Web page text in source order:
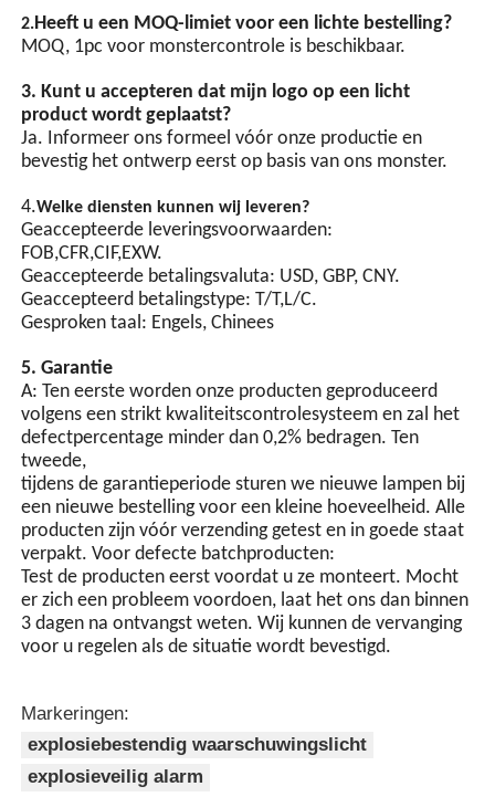
lampkralen hebben een
hoge helderheid en zijn
energiezuiniger dan
GPS-synchronisatie
(optioneel)
Automatische lichtbediende
schakelbediening, voorzien
van een geïntegreerde chip
en meerdere
Synchronisch knipperen
van meerdere lampen kan
worden bereikt via
2.Heeft u een MOQ-limiet voor een lichte bestelling?
MOQ, 1pc voor monstercontrole is beschikbaar.
3. Kunt u accepteren dat mijn logo op een licht
product wordt geplaatst?
Ja. Informeer ons formeel vóór onze productie en
bevestig het ontwerp eerst op basis van ons monster.
4.Welke diensten kunnen wij leveren?
Geaccepteerde leveringsvoorwaarden:
FOB,CFR,CIF,EXW.
Geaccepteerde betalingsvaluta: USD, GBP, CNY.
Geaccepteerd betalingstype: T/T,L/C.
Gesproken taal: Engels, Chinees
5. Garantie
A: Ten eerste worden onze producten geproduceerd
volgens een strikt kwaliteitscontrolesysteem en zal het
defectpercentage minder dan 0,2% bedragen. Ten
tweede,
tijdens de garantieperiode sturen we nieuwe lampen bij
een nieuwe bestelling voor een kleine hoeveelheid. Alle
producten zijn vóór verzending getest en in goede staat
verpakt. Voor defecte batchproducten:
Test de producten eerst voordat u ze monteert. Mocht
er zich een probleem voordoen, laat het ons dan binnen
3 dagen na ontvangst weten. Wij kunnen de vervanging
voor u regelen als de situatie wordt bevestigd.
Markeringen:
explosiebestendig waarschuwingslicht
explosieveilig alarm